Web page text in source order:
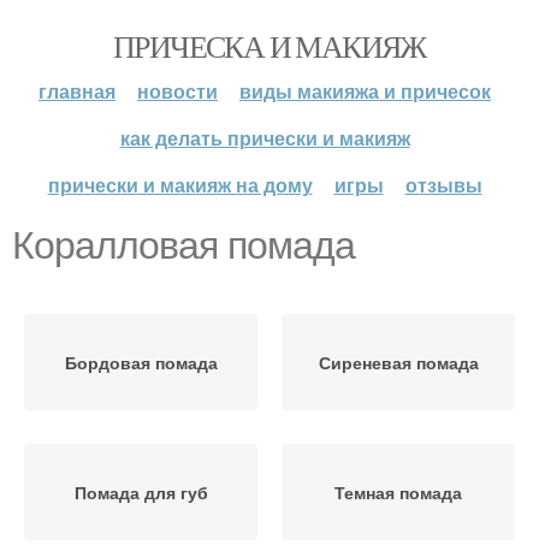
ПРИЧЕСКА И МАКИЯЖ
главная новости
виды макияжа и причесок
как делать прически и макияж
прически и макияж на дому
игры отзывы
Коралловая помада
Бордовая помада Сиреневая помада
Помада для губ Темная помада